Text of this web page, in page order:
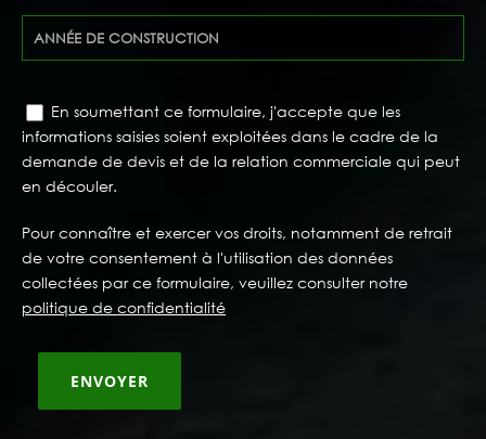
En soumettant ce formulaire, j'accepte que les
informations saisies soient exploitées dans le cadre de la
demande de devis et de la relation commerciale qui peut
en découler.
Pour connaître et exercer vos droits, notamment de retrait
de votre consentement à l'utilisation des données
collectées par ce formulaire, veuillez consulter notre
politique de confidentialité